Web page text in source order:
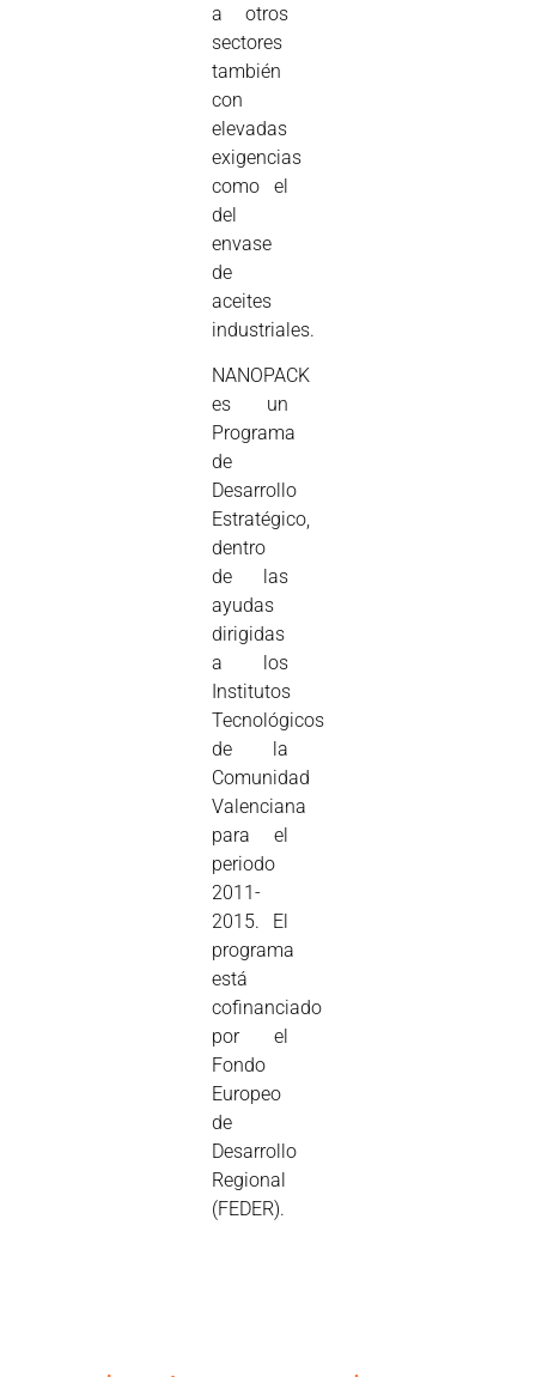
a otros
sectores
también
con
elevadas
exigencias
como el
del
envase
de
aceites
industriales.
NANOPACK
es un
Programa
de
Desarrollo
Estratégico,
dentro
de las
ayudas
dirigidas
a los
Institutos
Tecnológicos
de la
Comunidad
Valenciana
para el
periodo
2011-
2015. El
programa
está
cofinanciado
por el
Fondo
Europeo
de
Desarrollo
Regional
(FEDER).